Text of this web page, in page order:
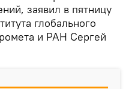
заявил в пятницу
глобального
и РАН Сергей